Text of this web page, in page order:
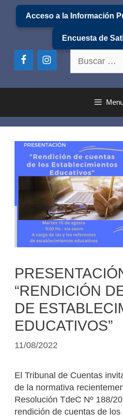
Saltar
contenido
Acceso a la Información
Encuesta de
“RENDICIÓN
DE
EDUCATIVOS”
11/08/2022
El Tribunal de Cuentas
de la normativa
Resolución TdeC Nº 188/
rendición de cuentas de